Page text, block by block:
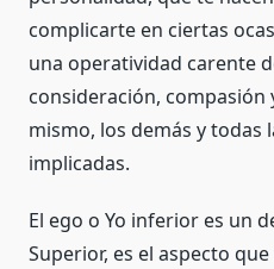
complicarte en ciertas
una operatividad carente
consideración,
mismo, los demás y todas
implicadas.
El ego o Yo inferior es un
Superior, es el aspecto